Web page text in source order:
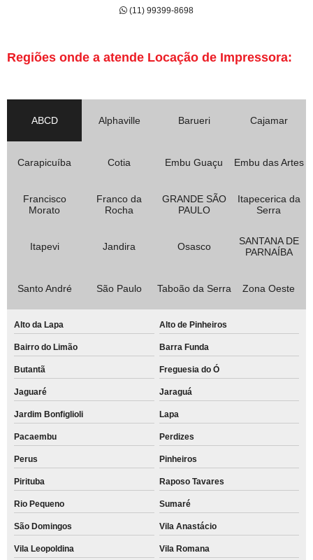
(11) 99399-8698
Regiões onde a atende Locação de Impressora:
ABCD Alphaville Barueri Cajamar
Carapicuíba Cotia Embu Guaçu Embu das Artes
Francisco
Morato
Franco da
Rocha
GRANDE SÃO
PAULO
Itapecerica da
Serra
Itapevi Jandira Osasco
SANTANA DE
PARNAÍBA
Santo André São Paulo Taboão da Serra Zona Oeste
Alto da Lapa Alto de Pinheiros
Bairro do Limão Barra Funda
Butantã Freguesia do Ó
Jaguaré Jaraguá
Jardim Bonfiglioli Lapa
Pacaembu Perdizes
Perus Pinheiros
Pirituba Raposo Tavares
Rio Pequeno Sumaré
São Domingos Vila Anastácio
Vila Leopoldina Vila Romana